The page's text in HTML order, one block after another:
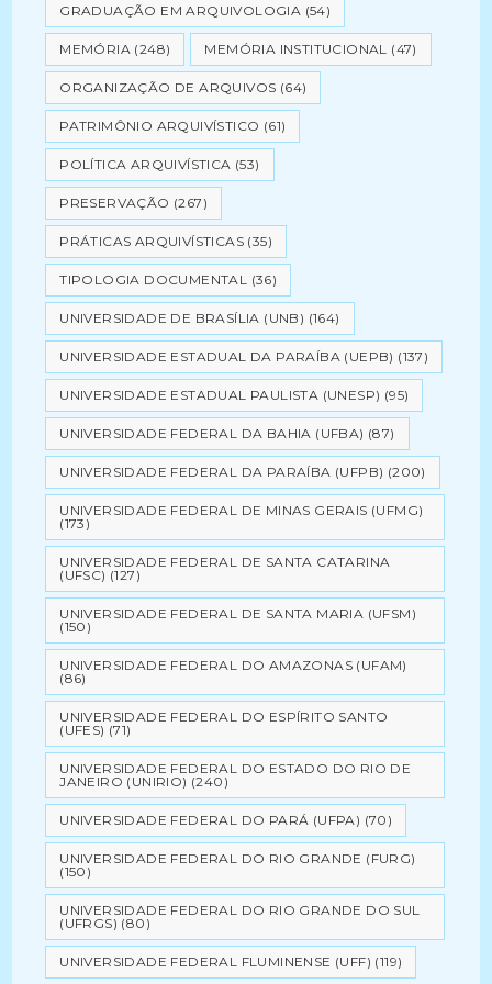
GRADUAÇÃO EM ARQUIVOLOGIA (54)
MEMÓRIA (248) MEMÓRIA INSTITUCIONAL (47)
ORGANIZAÇÃO DE ARQUIVOS (64)
PATRIMÔNIO ARQUIVÍSTICO (61)
POLÍTICA ARQUIVÍSTICA (53)
PRESERVAÇÃO (267)
PRÁTICAS ARQUIVÍSTICAS (35)
TIPOLOGIA DOCUMENTAL (36)
UNIVERSIDADE DE BRASÍLIA (UNB) (164)
UNIVERSIDADE ESTADUAL DA PARAÍBA (UEPB) (137)
UNIVERSIDADE ESTADUAL PAULISTA (UNESP) (95)
UNIVERSIDADE FEDERAL DA BAHIA (UFBA) (87)
UNIVERSIDADE FEDERAL DA PARAÍBA (UFPB) (200)
UNIVERSIDADE FEDERAL DE MINAS GERAIS (UFMG)
(173)
UNIVERSIDADE FEDERAL DE SANTA CATARINA
(UFSC) (127)
UNIVERSIDADE FEDERAL DE SANTA MARIA (UFSM)
(150)
UNIVERSIDADE FEDERAL DO AMAZONAS (UFAM)
(86)
UNIVERSIDADE FEDERAL DO ESPÍRITO SANTO
(UFES) (71)
UNIVERSIDADE FEDERAL DO ESTADO DO RIO DE
JANEIRO (UNIRIO) (240)
UNIVERSIDADE FEDERAL DO PARÁ (UFPA) (70)
UNIVERSIDADE FEDERAL DO RIO GRANDE (FURG)
(150)
UNIVERSIDADE FEDERAL DO RIO GRANDE DO SUL
(UFRGS) (80)
UNIVERSIDADE FEDERAL FLUMINENSE (UFF) (119)